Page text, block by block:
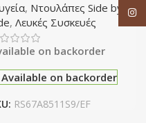
, Ντουλάπες Side by
, Λευκές Συσκευές
on backorder
Available on backorder
RS67A8511S9/EF